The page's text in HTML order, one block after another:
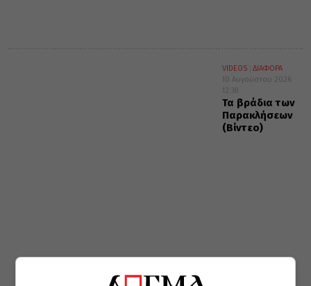
VIDEOS
ΔΙΑΦΟΡΑ
10 Αυγούστου 2026
12:38
Τα βράδια των
Παρακλήσεων
(Βίντεο)